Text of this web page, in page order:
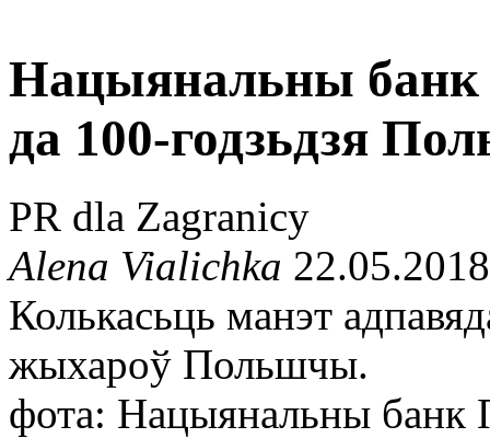
Нацыянальны банк
да 100-годзьдзя
PR dla Zagranicy
Alena Vialichka
Колькасьць манэт
жыхароў Польшчы.
фота: Нацыянальны